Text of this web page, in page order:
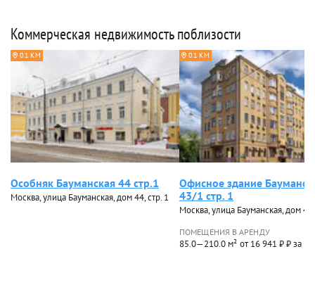
Коммерческая недвижимость поблизости
0.1 КМ
Особняк Бауманская 44 стр.1
Москва, улица Бауманская, дом 44, стр. 1
0.1 КМ
Офисное здание
43/1 стр. 1
Москва, улица Бауманская, дом
ПОМЕЩЕНИЯ В АРЕНДУ
85.0—210.0 м² от 16 941 ₽ ₽ за